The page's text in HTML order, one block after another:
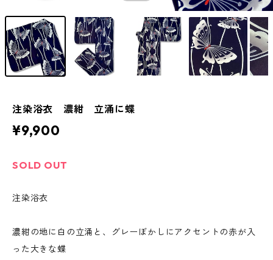
注染浴衣 濃紺 立涌に蝶
¥9,900
SOLD OUT
注染浴衣
濃紺の地に白の立涌と、グレーぼかしにアクセントの赤が入
った大きな蝶